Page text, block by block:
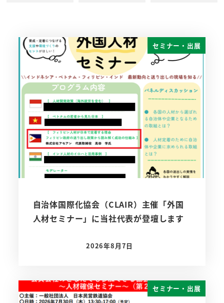
セミナー・出展
自治体国際化協会（CLAIR）主催「外国
人材セミナー」に当社代表が登壇します
投稿日
2026年8月7日
セミナー・出展